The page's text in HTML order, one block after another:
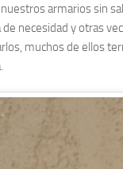
armarios sin
necesidad y otras
muchos de ellos